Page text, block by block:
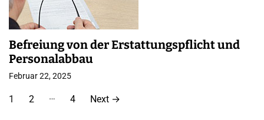
Befreiung von der Erstattungspflicht und
Personalabbau
Februar 22, 2025
S
1 2 … 4 Next →